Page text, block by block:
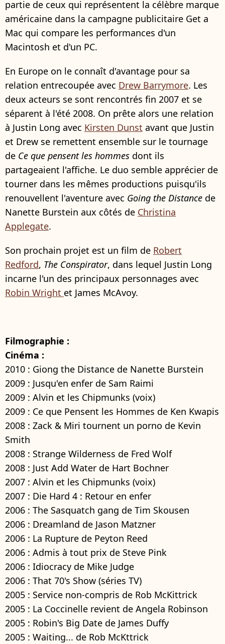
partie de ceux qui représentent la célèbre marque
américaine dans la campagne publicitaire Get a
Mac qui compare les performances d'un
Macintosh et d'un PC.
En Europe on le connaît d'avantage pour sa
relation entrecoupée avec Drew Barrymore. Les
deux acteurs se sont rencontrés fin 2007 et se
séparent à l'été 2008. On prête alors une relation
à Justin Long avec Kirsten Dunst avant que Justin
et Drew se remettent ensemble sur le tournage
de Ce que pensent les hommes dont ils
partageaient l'affiche. Le duo semble apprécier de
tourner dans les mêmes productions puisqu'ils
renouvellent l'aventure avec Going the Distance de
Nanette Burstein aux côtés de Christina
Applegate.
Son prochain projet est un film de Robert
Redford, The Conspirator, dans lequel Justin Long
incarne l'un des principaux personnages avec
Robin Wright et James McAvoy.
Filmographie :
Cinéma :
2010 : Giong the Distance de Nanette Burstein
2009 : Jusqu'en enfer de Sam Raimi
2009 : Alvin et les Chipmunks (voix)
2009 : Ce que Pensent les Hommes de Ken Kwapis
2008 : Zack & Miri tournent un porno de Kevin
Smith
2008 : Strange Wilderness de Fred Wolf
2008 : Just Add Water de Hart Bochner
2007 : Alvin et les Chipmunks (voix)
2007 : Die Hard 4 : Retour en enfer
2006 : The Sasquatch gang de Tim Skousen
2006 : Dreamland de Jason Matzner
2006 : La Rupture de Peyton Reed
2006 : Admis à tout prix de Steve Pink
2006 : Idiocracy de Mike Judge
2006 : That 70's Show (séries TV)
2005 : Service non-compris de Rob McKittrick
2005 : La Coccinelle revient de Angela Robinson
2005 : Robin's Big Date de James Duffy
2005 : Waiting... de Rob McKttrick